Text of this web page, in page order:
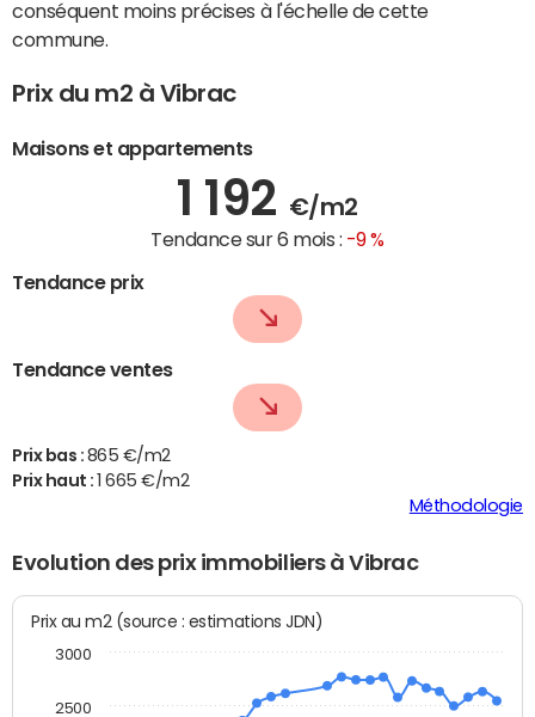
conséquent moins précises à l'échelle de cette
commune.
Prix du m2 à Vibrac
Maisons et appartements
1 192 €/m2
Tendance sur 6 mois : -9 %
Tendance prix
Tendance ventes
Prix bas : 865 €/m2
Prix haut :
1 665 €/m2
Méthodologie
Evolution des prix immobiliers à Vibrac
Prix au m2 (source : estimations JDN)
2500
3000